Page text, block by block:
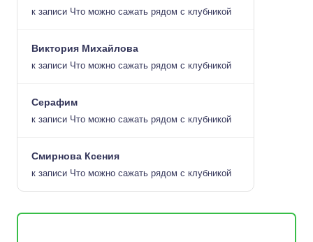
к записи Что можно сажать рядом с клубникой
Виктория Михайлова
к записи Что можно сажать рядом с клубникой
Серафим
к записи Что можно сажать рядом с клубникой
Смирнова Ксения
к записи Что можно сажать рядом с клубникой